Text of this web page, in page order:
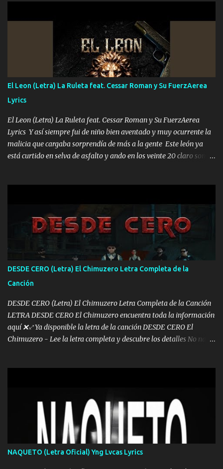
ni tampoco las mujeres porque es platica de grandes por eso hay
que estar alegres doy las instrucciones para atender los deberes
Música Si es que salta algún problema de confianza tengo gente
ahí está el Hombre Cuarenta y también Pariente 7 arreglan
cualquier problema no más es cuestión que ordené NOS HACE
FALTA UN HERMANO DE CLAVE ERA EL 24 SIEMPRE FUE UN
HOMBRE VALIENTE POR ALGO M'URIÓ PELEAND0 SIEMPRE
VIO POR LA FAMILIA PARA QUE SIGA EL LEGADO Es el DOS de
los HERMANOS un cerebro inteligente y com...
El Leon (Letra) La Ruleta feat. Cessar Roman y Su FuerzAerea
Lyrics
El Leon (Letra) La Ruleta feat. Cessar Roman y Su FuerzAerea
Lyrics Y así siempre fui de niño bien aventado y muy ocurrente la
malicia que cargaba sorprendía de más a la gente Este león ya
está curtido en selva de asfalto y ando en los veinte 20 claro son
pa más pues hay charola les voy a dar hasta topar pues no hay de
otra Música Surcando bien mi camino voy por mi línea no veo a
los lados aquel que no corre vuela no se me duerm voy chicoteado
Ya pasé varias hazañas ya tienen rato que me agarran el colmillo
de este León los estatales no sé esperaron Al tiro esta la PrimiZa
también la nueve que cargo al lado doy la mano al que su amigo y
al traicionero damos pa abajo Y No me paran aquí hay pa más
pues hay charola les voy a dar hasta topar pues no hay de otra...
DESDE CERO (Letra) El Chimuzero Letra Completa de la
Canción
DESDE CERO (Letra) El Chimuzero Letra Completa de la Canción
LETRA DESDE CERO El Chimuzero encuentra toda la información
aquí ❌♐ Ya disponible la letra de la canción DESDE CERO El
Chimuzero - Lee la letra completa y descubre los detalles No nací
❌ www.elnorteduro.com ❌ Yo No limito los Sueños , si no existe
Uno pues Hallamos Modos , Si me caigo me Levanto, Aprendo Del
Error Y me sacudo El Lodo ❌ www.elnorteduro.com ❌ El Dinero
No me falta Pero Tampoco me Estorba , Por Eso Manejo Todo
Bien Regido Por mis Normas . Aquí no Se Sufre de Ego vengo Desde
Abajo y me costó subir Fue Con Trabajo Y Esfuerzo, Nada es
NAQUETO (Letra Oficial) Yng Lvcas Lyrics